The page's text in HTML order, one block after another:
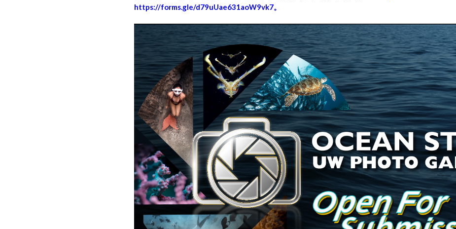
https://forms.gle/d79uUae631aoW9vk7。